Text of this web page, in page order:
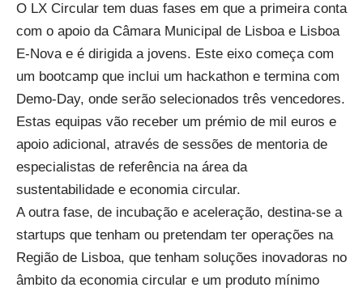
O LX Circular tem duas fases em que aprimeira conta
com o apoio da Câmara Municipal de Lisboa e Lisboa
E-Nova e é dirigida a jovens. Este eixo começa com
um bootcamp que inclui um hackathon e termina com
Demo-Day, onde serão selecionados três vencedores.
Estas equipas vão receber um prémio de mil euros e
apoio adicional, através de sessões de mentoria de
especialistas de referência na área da
sustentabilidade e economia circular.
A outra fase, de incubação e aceleração, destina-se a
startups que tenham ou pretendam ter operações na
Região de Lisboa, que tenham soluções inovadoras no
âmbito da economia circular e um produto mínimo